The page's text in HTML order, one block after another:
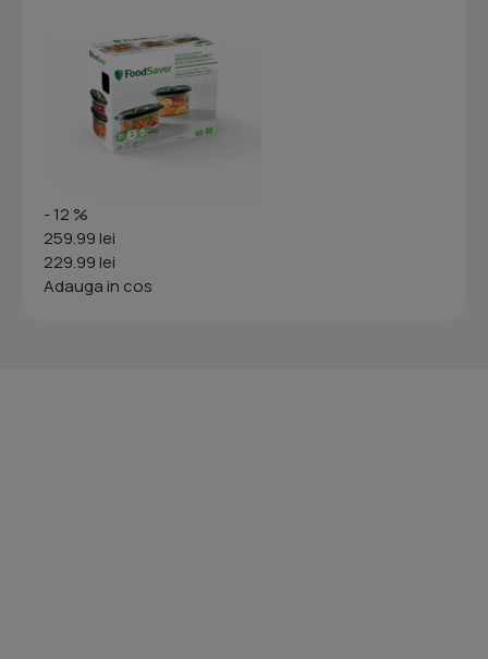
- 12 %
259.99 lei
229.99 lei
Adauga in cos